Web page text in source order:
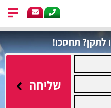
לתקן? תחסכו!
שליחה